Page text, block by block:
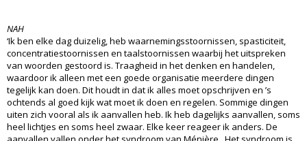
NAH
‘Ik ben elke dag duizelig, heb waarnemingsstoornissen, spasticiteit,
concentratiestoornissen en taalstoornissen waarbij het uitspreken
van woorden gestoord is. Traagheid in het denken en handelen,
waardoor ik alleen met een goede organisatie meerdere dingen
tegelijk kan doen. Dit houdt in dat ik alles moet opschrijven en ’s
ochtends al goed kijk wat moet ik doen en regelen. Sommige dingen
uiten zich vooral als ik aanvallen heb. Ik heb dagelijks aanvallen, soms
heel lichtjes en soms heel zwaar. Elke keer reageer ik anders. De